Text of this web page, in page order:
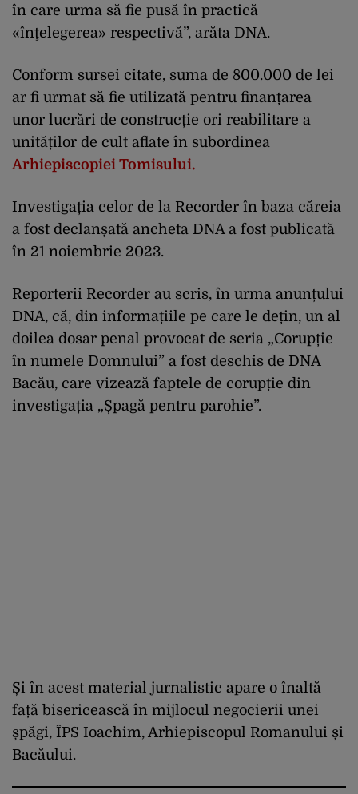
în care urma să fie pusă în practică
«înţelegerea» respectivă”, arăta DNA.
Conform sursei citate, suma de 800.000 de lei
ar fi urmat să fie utilizată pentru finanțarea
unor lucrări de construcție ori reabilitare a
unităților de cult aflate în subordinea
Arhiepiscopiei Tomisului.
Investigația celor de la Recorder în baza căreia
a fost declanșată ancheta DNA a fost publicată
în 21 noiembrie 2023.
Reporterii Recorder au scris, în urma anunțului
DNA, că, din informațiile pe care le dețin, un al
doilea dosar penal provocat de seria „Corupție
în numele Domnului” a fost deschis de DNA
Bacău, care vizează faptele de corupție din
investigația „Șpagă pentru parohie”.
Și în acest material jurnalistic apare o înaltă
față bisericească în mijlocul negocierii unei
șpăgi, ÎPS Ioachim, Arhiepiscopul Romanului și
Bacăului.